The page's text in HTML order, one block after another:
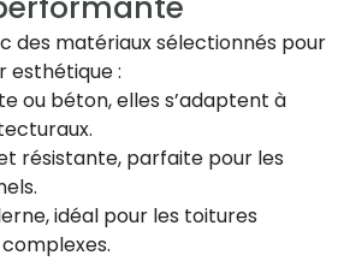
des matériaux sélectionnés pour
esthétique :
ou béton, elles s’adaptent à
résistante, parfaite pour les
idéal pour les toitures